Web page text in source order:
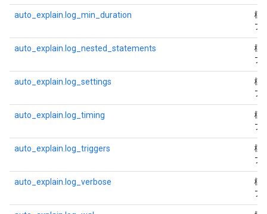
auto_explain.log_min_duration
標
フ
auto_explain.log_nested_statements
標
フ
auto_explain.log_settings
標
フ
auto_explain.log_timing
標
フ
auto_explain.log_triggers
標
フ
auto_explain.log_verbose
標
フ